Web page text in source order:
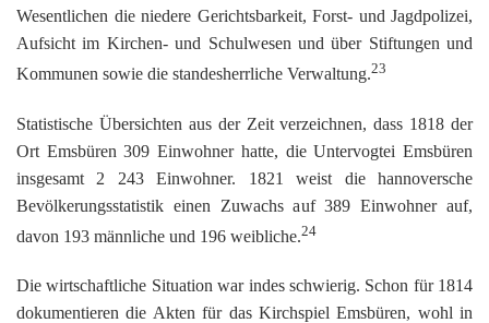
Wesentlichen die niedere Gerichtsbarkeit, Forst- und Jagdpolizei,
Aufsicht im Kirchen- und Schulwesen und über Stiftungen und
Kommunen sowie die standesherrliche Verwaltung.23
Statistische Übersichten aus der Zeit verzeichnen, dass 1818 der
Ort Emsbüren 309 Einwohner hatte, die Untervogtei Emsbüren
insgesamt 2 243 Einwohner. 1821 weist die hannoversche
Bevölkerungsstatistik einen Zuwachs auf 389 Einwohner auf,
davon 193 männliche und 196 weibliche.24
Die wirtschaftliche Situation war indes schwierig. Schon für 1814
dokumentieren die Akten für das Kirchspiel Emsbüren, wohl in